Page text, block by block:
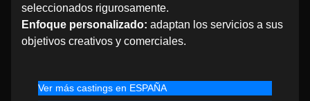
seleccionados rigurosamente.
Enfoque personalizado: adaptan los servicios a sus
objetivos creativos y comerciales.
Ver más castings en ESPAÑA